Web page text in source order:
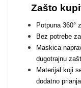
Zašto
Potpuna 360°
Bez potrebe
Maskica
dugotrajnu
Materijal koji
dodatno
Doodles